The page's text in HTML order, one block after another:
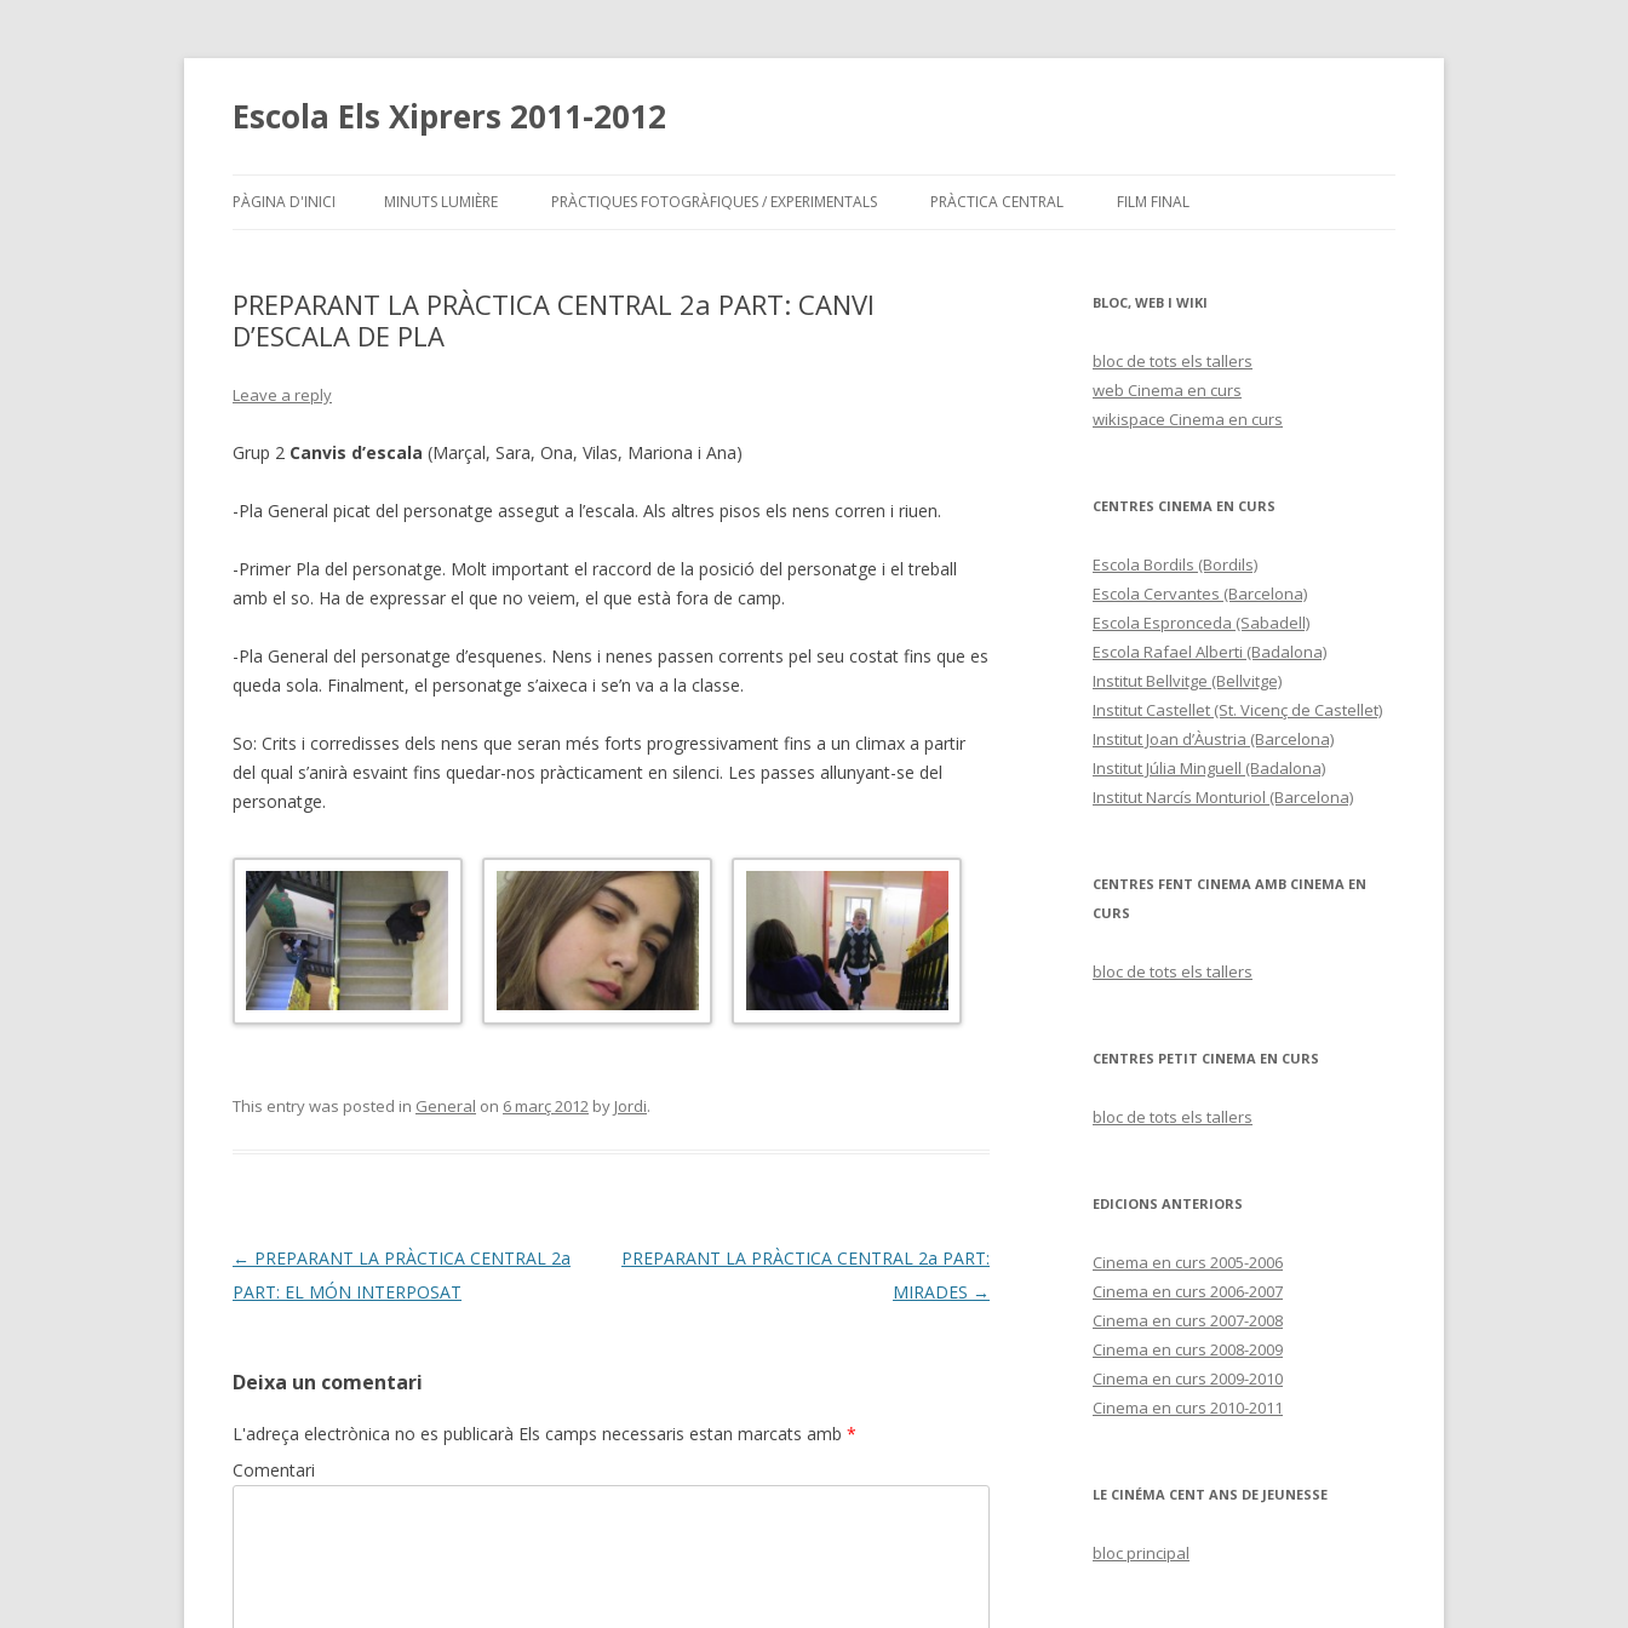
Escola Els Xiprers 2011-2012
to
PÀGINA D'INICI MINUTS LUMIÈRE PRÀCTIQUES FOTOGRÀFIQUES / EXPERIMENTALS PRÀCTICA CENTRAL FILM FINAL
PREPARANT LA PRÀCTICA CENTRAL 2a PART: CANVI
D’ESCALA DE PLA
Leave a reply
Grup 2 Canvis d’escala (Marçal, Sara, Ona, Vilas, Mariona i Ana)
-Pla General picat del personatge assegut a l’escala. Als altres pisos els nens corren i riuen.
-Primer Pla del personatge. Molt important el raccord de la posició del personatge i el treball
amb el so. Ha de expressar el que no veiem, el que està fora de camp.
-Pla General del personatge d’esquenes. Nens i nenes passen corrents pel seu costat fins que es
queda sola. Finalment, el personatge s’aixeca i se’n va a la classe.
So: Crits i corredisses dels nens que seran més forts progressivament fins a un climax a partir
del qual s’anirà esvaint fins quedar-nos pràcticament en silenci. Les passes allunyant-se del
personatge.
This entry was posted in General on 6 març 2012 by Jordi.
Post
navigation
← PREPARANT LA PRÀCTICA CENTRAL 2a
PART: EL MÓN INTERPOSAT
PREPARANT LA PRÀCTICA CENTRAL 2a PART:
MIRADES →
Deixa un comentari
L'adreça electrònica no es publicarà Els camps necessaris estan marcats amb *
Comentari
BLOC, WEB I WIKI
bloc de tots els tallers
web Cinema en curs
wikispace Cinema en curs
CENTRES CINEMA EN CURS
Escola Bordils (Bordils)
Escola Cervantes (Barcelona)
Escola Espronceda (Sabadell)
Escola Rafael Alberti (Badalona)
Institut Bellvitge (Bellvitge)
Institut Castellet (St. Vicenç de Castellet)
Institut Joan d’Àustria (Barcelona)
Institut Júlia Minguell (Badalona)
Institut Narcís Monturiol (Barcelona)
CENTRES FENT CINEMA AMB CINEMA EN
CURS
bloc de tots els tallers
CENTRES PETIT CINEMA EN CURS
bloc de tots els tallers
EDICIONS ANTERIORS
Cinema en curs 2005-2006
Cinema en curs 2006-2007
Cinema en curs 2007-2008
Cinema en curs 2008-2009
Cinema en curs 2009-2010
Cinema en curs 2010-2011
LE CINÉMA CENT ANS DE JEUNESSE
bloc principal